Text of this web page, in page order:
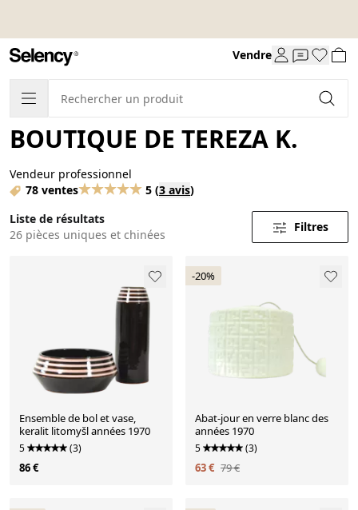
Vendre
BOUTIQUE DE TEREZA K.
Vendeur professionnel
78 ventes
5 (3 avis)
Liste de résultats
26 pièces uniques et chinées
Filtres
Ensemble de bol et vase,
keralit litomyšl années 1970
5 (3)
86 €
-20%
Abat-jour en verre blanc des
années 1970
5 (3)
63 € 79 €